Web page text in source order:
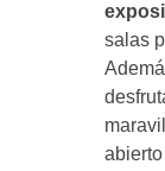
salas